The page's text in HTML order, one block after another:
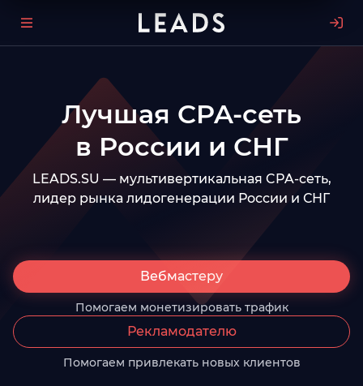
Лучшая CPA-сеть
в России и СНГ
LEADS.SU — мультивертикальная CPA-сеть,
лидер рынка лидогенерации России и СНГ
Вебмастеру
Помогаем монетизировать трафик
Рекламодателю
Помогаем привлекать новых клиентов